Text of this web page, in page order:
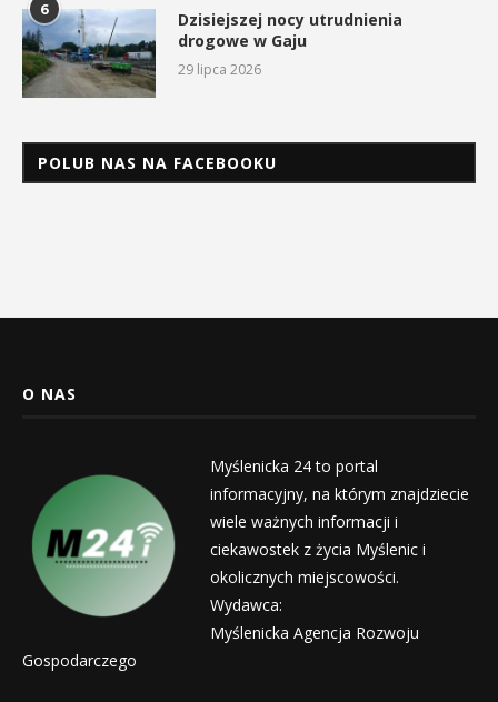
6
Dzisiejszej nocy utrudnienia
drogowe w Gaju
29 lipca 2026
POLUB NAS NA FACEBOOKU
O NAS
Myślenicka 24 to portal
informacyjny, na którym znajdziecie
wiele ważnych informacji i
ciekawostek z życia Myślenic i
okolicznych miejscowości.
Wydawca:
Myślenicka Agencja Rozwoju
Gospodarczego